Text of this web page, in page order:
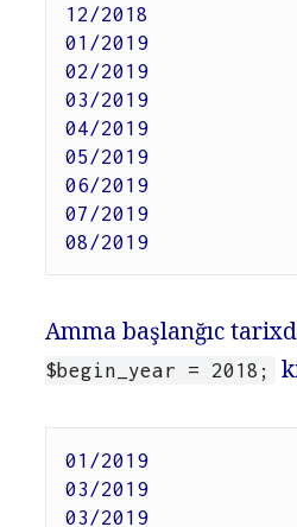
12/2018
01/2019
02/2019
03/2019
04/2019
05/2019
06/2019
07/2019
08/2019
Amma başlanğıc
$begin_year = 2018;
01/2019
03/2019
03/2019